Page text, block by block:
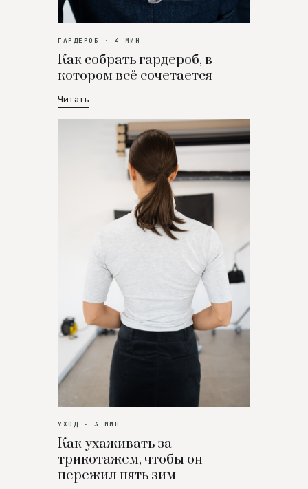
ГАРДЕРОБ · 4 МИН
Как собрать гардероб, в
котором всё сочетается
Читать
УХОД · 3 МИН
Как ухаживать за
трикотажем, чтобы он
пережил пять зим